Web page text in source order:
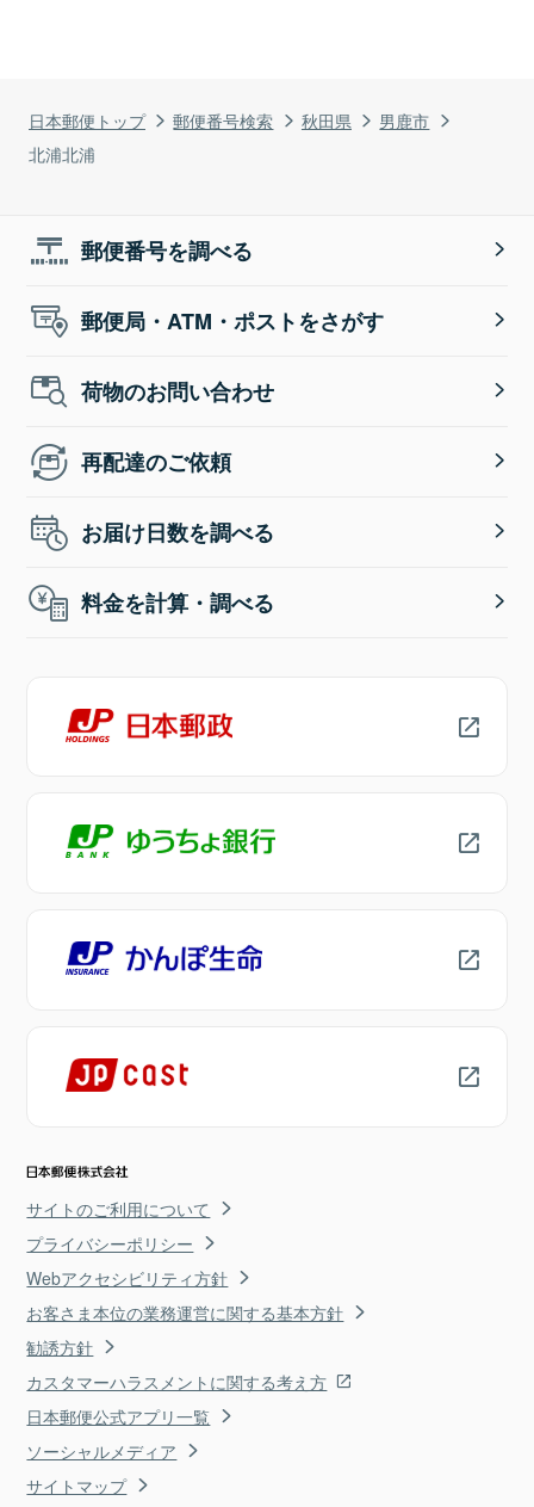
日本郵便トップ 郵便番号検索 秋田県
男鹿市
北浦北浦
郵便番号を調べる
郵便局・ATM・ポストをさがす
荷物のお問い合わせ
再配達のご依頼
お届け日数を調べる
料金を計算・調べる
サイトのご利用について
プライバシーポリシー
Webアクセシビリティ方針
お客さま本位の業務運営に関する基本方針
勧誘方針
カスタマーハラスメントに関する考え方
日本郵便公式アプリ一覧
ソーシャルメディア
サイトマップ